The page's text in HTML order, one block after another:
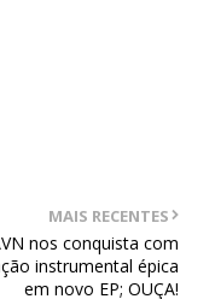
MAIS RECENTES
nos conquista com
instrumental épica
em novo EP; OUÇA!